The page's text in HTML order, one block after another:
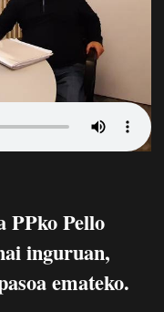
PPko Pello
inguruan,
emateko.